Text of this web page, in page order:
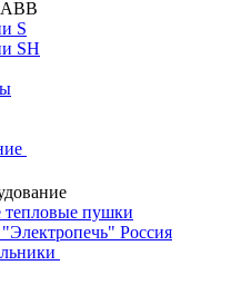
АВВ
S
SH
тепловые пушки
Россия